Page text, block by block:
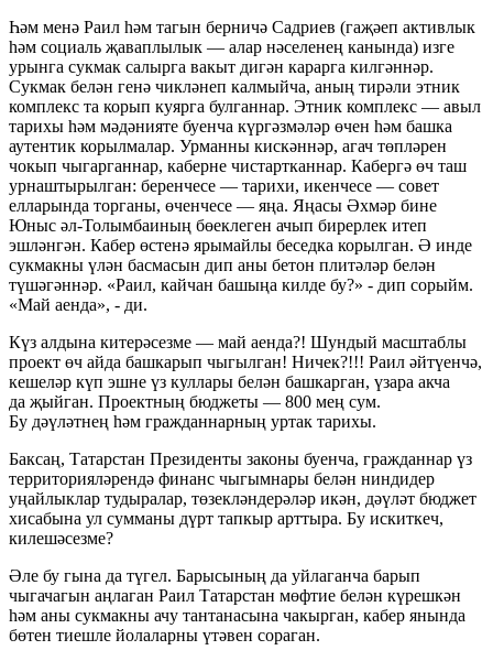
Һәм менә Раил һәм тагын берничә Садриев (гаҗәеп активлык
һәм социаль җаваплылык — алар нәселенең канында) изге
урынга сукмак салырга вакыт дигән карарга килгәннәр.
Сукмак белән генә чикләнеп калмыйча, аның тирәли этник
комплекс та корып куярга булганнар. Этник комплекс — авыл
тарихы һәм мәдәнияте буенча күргәзмәләр өчен һәм башка
аутентик корылмалар. Урманны кискәннәр, агач төпләрен
чокып чыгарганнар, каберне чистартканнар. Кабергә өч таш
урнаштырылган: беренчесе — тарихи, икенчесе — совет
елларында торганы, өченчесе — яңа. Яңасы Әхмәр бине
Юныс әл-Толымбаиның бөеклеген ачып бирерлек итеп
эшләнгән. Кабер өстенә ярымайлы беседка корылган. Ә инде
сукмакны үлән басмасын дип аны бетон плитәләр белән
түшәгәннәр. «Раил, кайчан башыңа килде бу?» - дип сорыйм.
«Май аенда», - ди.
Күз алдына китерәсезме — май аенда?! Шундый масштаблы
проект өч айда башкарып чыгылган! Ничек?!!! Раил әйтүенчә,
кешеләр күп эшне үз куллары белән башкарган, үзара акча
да җыйган. Проектның бюджеты — 800 мең сум.
Бу дәүләтнең һәм гражданнарның уртак тарихы.
Баксаң, Татарстан Президенты законы буенча, гражданнар үз
территорияләрендә финанс чыгымнары белән ниндидер
уңайлыклар тудыралар, төзекләндерәләр икән, дәүләт бюджет
хисабына ул сумманы дүрт тапкыр арттыра. Бу искиткеч,
килешәсезме?
Әле бу гына да түгел. Барысының да уйлаганча барып
чыгачагын аңлаган Раил Татарстан мөфтие белән күрешкән
һәм аны сукмакны ачу тантанасына чакырган, кабер янында
бөтен тиешле йолаларны үтәвен сораган.